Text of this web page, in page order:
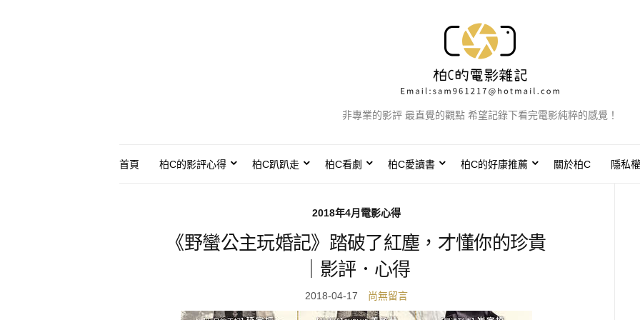
非專業的影評 最直覺的觀點 希望記錄下看完電影純粹的感覺！
首頁 柏C的影評心得 柏C趴趴走 柏C看劇 柏C愛讀書 柏C的好康推薦 關於柏C 隱私
2018年4月電影心得
《野蠻公主玩婚記》踏破了紅塵，才懂你的珍貴
｜影評．心得
2018-04-17 尚無留言